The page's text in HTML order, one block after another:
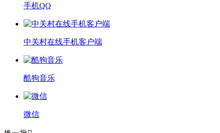
手机QQ
中关村在线手机客户端
酷狗音乐
微信